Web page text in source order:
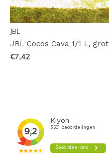
JBL
JBL Cocos Cava 1/1 L, grot
€7,42